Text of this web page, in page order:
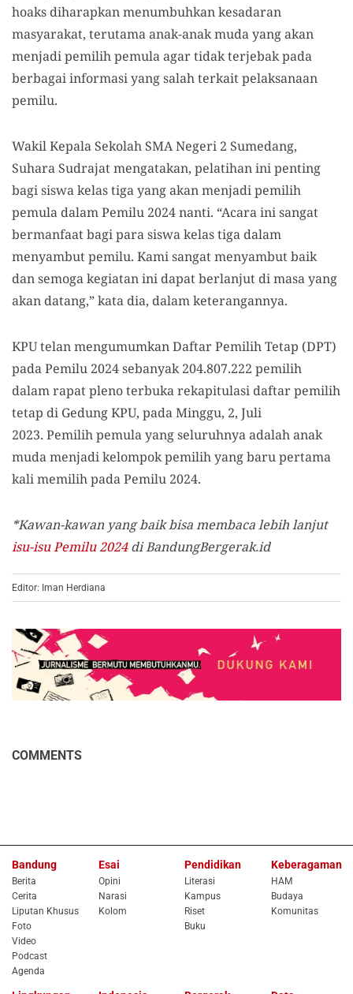
hoaks diharapkan menumbuhkan kesadaran
masyarakat, terutama anak-anak muda yang akan
menjadi pemilih pemula agar tidak terjebak pada
berbagai informasi yang salah terkait pelaksanaan
pemilu.
Wakil Kepala Sekolah SMA Negeri 2 Sumedang,
Suhara Sudrajat mengatakan, pelatihan ini penting
bagi siswa kelas tiga yang akan menjadi pemilih
pemula dalam Pemilu 2024 nanti. “Acara ini sangat
bermanfaat bagi para siswa kelas tiga dalam
menyambut pemilu. Kami sangat menyambut baik
dan semoga kegiatan ini dapat berlanjut di masa yang
akan datang,” kata dia, dalam keterangannya.
KPU telan mengumumkan Daftar Pemilih Tetap (DPT)
pada Pemilu 2024 sebanyak 204.807.222 pemilih
dalam rapat pleno terbuka rekapitulasi daftar pemilih
tetap di Gedung KPU, pada Minggu, 2, Juli
2023. Pemilih pemula yang seluruhnya adalah anak
muda menjadi kelompok pemilih yang baru pertama
kali memilih pada Pemilu 2024.
*Kawan-kawan yang baik bisa membaca lebih lanjut
isu-isu Pemilu 2024di BandungBergerak.id
Editor: Iman Herdiana
COMMENTS
Bandung
Berita
Cerita
Liputan Khusus
Foto
Video
Podcast
Agenda
Esai
Opini
Narasi
Kolom
Pendidikan
Literasi
Kampus
Riset
Buku
Keberagaman
HAM
Budaya
Komunitas